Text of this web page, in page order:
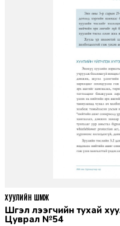
Шүгэл үлээгчийн тухай хуулийн төсөлд өгөх шүүмж -
Цуврал №54
ХУУЛИЙН ШҮҮМЖ